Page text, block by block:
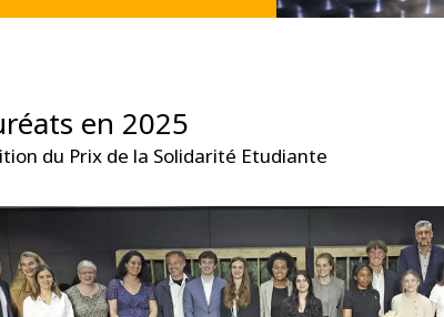
en 2025
du Prix de la Solidarité Etudiante